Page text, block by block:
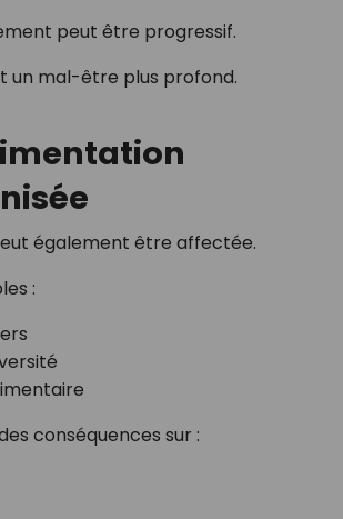
peut être progressif.
un mal-être plus profond.
également être affectée.
:
conséquences sur :